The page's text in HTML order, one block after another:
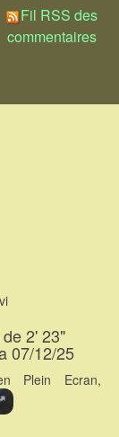
Fil RSS des
commentaires
2' 23"
07/12/25
Plein Ecran,